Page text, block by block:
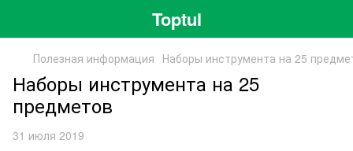
Toptul
Полезная информация Наборы инструмента на 25
Наборы инструмента на 25
предметов
31 июля 2019